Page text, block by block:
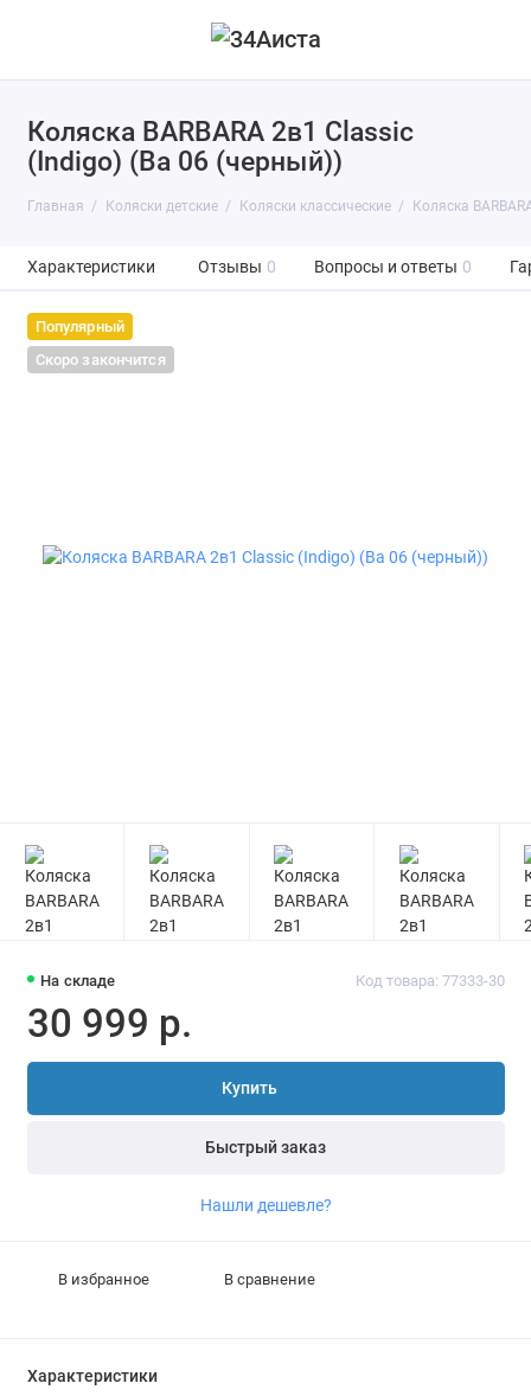
Коляска BARBARA 2в1 Classic
(Indigo) (Ba 06 (черный))
Главная Коляски детские Коляски классические Коляска
Характеристики Отзывы 0 Вопросы и ответы 0
Популярный
Скоро закончится
На складе Код товара: 77333-30
30 999 р.
Купить
Быстрый заказ
Нашли дешевле?
В избранное В сравнение
Характеристики